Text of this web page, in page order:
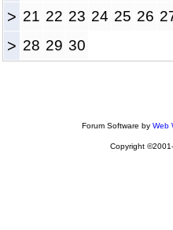
> 21 22 23 24 25 26
> 28 29 30
Forum Software by Web
Copyright